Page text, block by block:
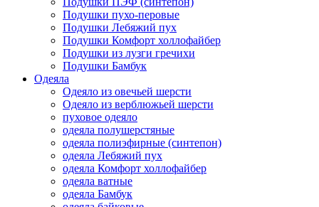
Подушки пухо-перовые
Подушки Лебяжий пух
Подушки Комфорт холлофайбер
Подушки из лузги гречихи
Подушки Бамбук
Одеяла
Одеяло из овечьей шерсти
Одеяло из верблюжьей шерсти
пуховое одеяло
одеяла полушерстяные
одеяла полиэфирные (синтепон)
одеяла Лебяжий пух
одеяла Комфорт холлофайбер
одеяла ватные
одеяла Бамбук